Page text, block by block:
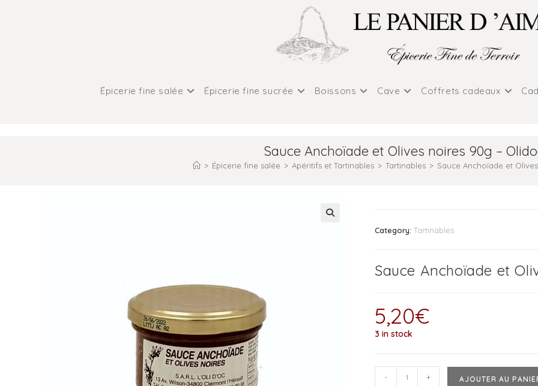
Épicerie fine salée Épicerie fine sucrée Boissons Cave Coffrets cadeaux
Sauce Anchoïade et Olives noires 90g –
> Épicerie fine salée > Apéritifs et Tartinables > Tartinables > Sauce Anchoïade et
Category: Tartinables
Sauce Anchoïade et
5,20€
3 in stock
- + AJOUTER AU